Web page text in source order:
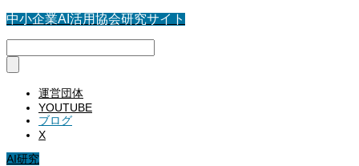
中小企業AI活用協会研究サイト
運営団体
YOUTUBE
ブログ
X
AI研究